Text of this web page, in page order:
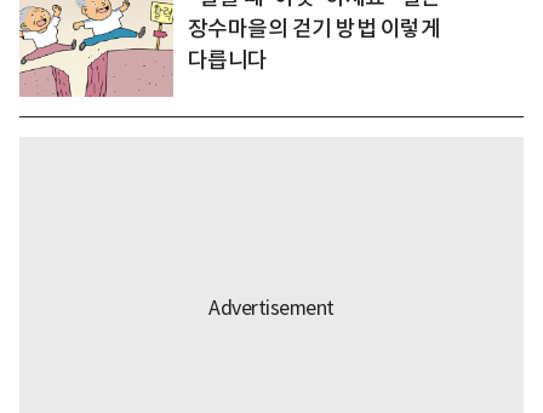
장수마을의 걷기 방법 이렇게
다릅니다